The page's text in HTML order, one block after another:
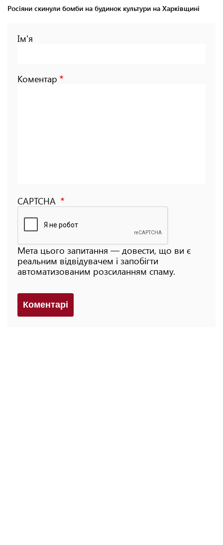
Росіяни скинули бомби на будинок культури на Харківщині
Ім'я
Коментар
CAPTCHA
Мета цього запитання — довести, що ви є
реальним відвідувачем і запобігти
автоматизованим розсиланням спаму.
Коментарi